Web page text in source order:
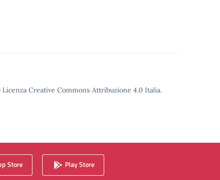
Creative Commons Attribuzione 4.0 Italia.
Store Play Store